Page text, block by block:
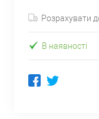
Розрахувати
В наявності